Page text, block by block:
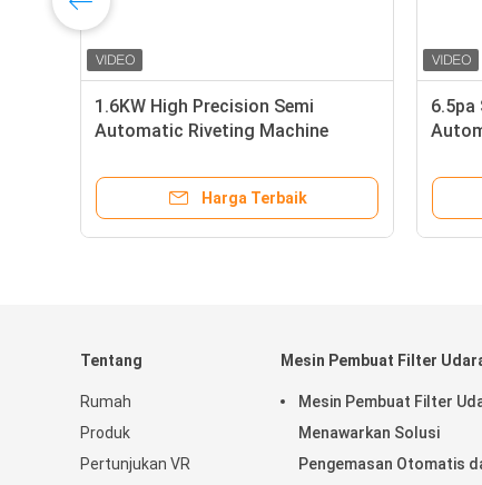
1.6KW High Precision Semi
Automatic Riveting Machine
Harga Terbaik
6.5pa
Tentang
Rumah
Produk
Pertunjukan VR
Mesin Pembuat Filter
Mesin Pembuat Filter
Menawarkan Solusi
Pengemasan Otomatis